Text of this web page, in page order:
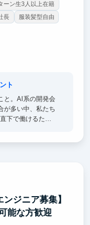
ーン生3人以上在籍
長
服装髪型自由
ト
と。AI系の開発会
が多い中、私たち
下で働けるた
ど最新AIツールを
の高さを一緒に
ジニア募集】
能な方歓迎